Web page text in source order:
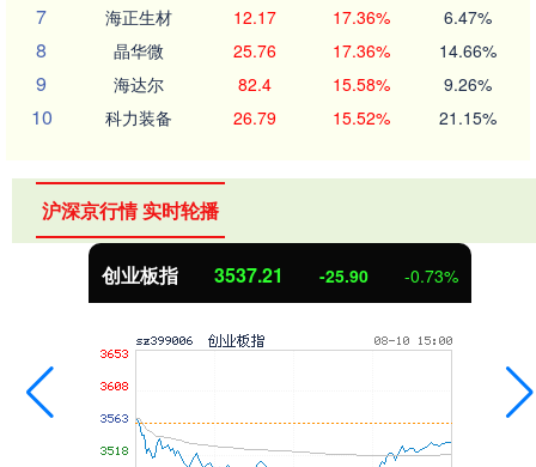
7 海正生材 12.17 17.36% 6.47%
8 晶华微 25.76 17.36% 14.66%
9 海达尔 82.4 15.58% 9.26%
10 科力装备 26.79 15.52% 21.15%
沪深京行情 实时轮播
创业板指 3537.21 -25.90 -0.73%